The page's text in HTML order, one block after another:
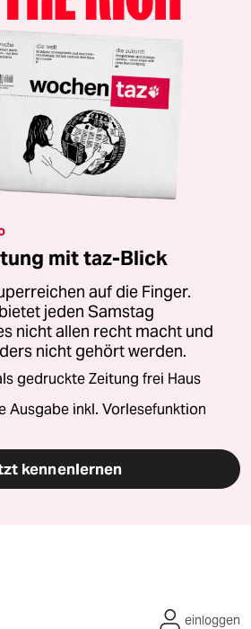
mit taz-Blick
auf die Finger.
jeden Samstag
nicht allen recht macht und
nicht gehört werden.
gedruckte Zeitung frei Haus
Ausgabe inkl. Vorlesefunktion
kennenlernen
einloggen